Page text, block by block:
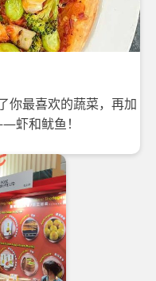
你最喜欢的蔬菜，再加
虾和鱿鱼！